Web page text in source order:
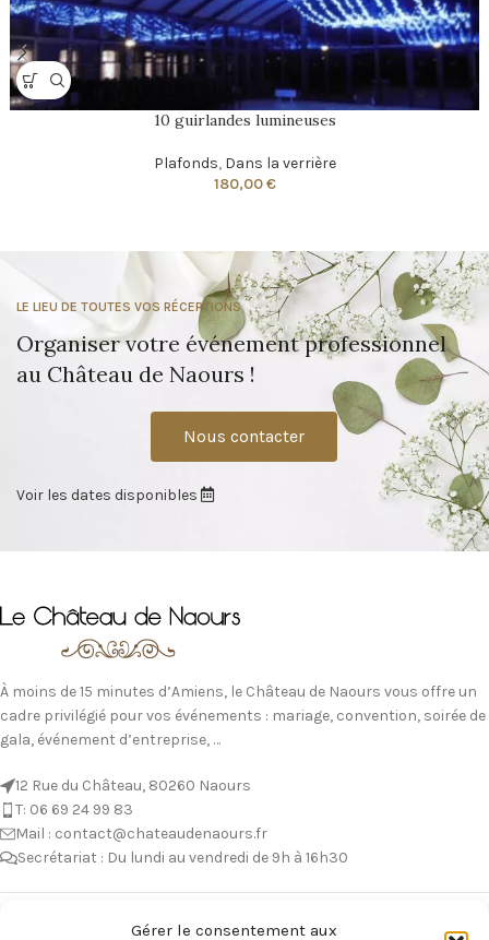
Gérer le consentement aux
10 guirlandes lumineuses
Plafonds, Dans la verrière
180,00€
LE LIEU DE TOUTES VOS RÉCEPTIONS
Organiser votre événement professionnel
au Château de Naours !
Nous contacter
Voir les dates disponibles
À moins de 15 minutes d’Amiens, le Château de Naours vous offre un
cadre privilégié pour vos événements : mariage, convention, soirée de
gala, événement d’entreprise, …
12 Rue du Château, 80260 Naours
T: 06 69 24 99 83
Mail : contact@chateaudenaours.fr
Secrétariat : Du lundi au vendredi de 9h à 16h30
Vous avez des questions ?